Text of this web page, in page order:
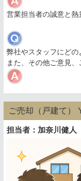
営業担当者の誠意と熱
弊社やスタッフにどの
また、その他ご意見、
ご売却（戸建て）
担当者：加奈川健人